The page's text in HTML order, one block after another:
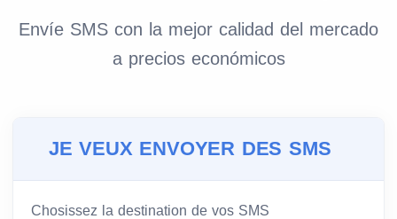
Envíe SMS con la mejor calidad del mercado
a precios económicos
JE VEUX ENVOYER DES SMS
Chosissez la destination de vos SMS